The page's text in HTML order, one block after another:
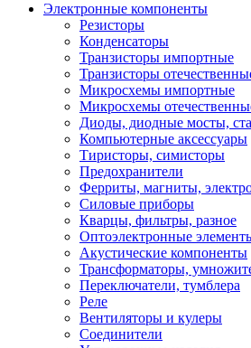
Электронные компоненты
Резисторы
Конденсаторы
Транзисторы импортные
Транзисторы
Микросхемы импортные
Микросхемы
Диоды, диодные мосты,
Компьютерные аксессуары
Тиристоры, симисторы
Предохранители
Ферриты, магниты,
Силовые приборы
Кварцы, фильтры, разное
Оптоэлектронные
Акустические компоненты
Трансформаторы,
Переключатели, тумблера
Реле
Вентиляторы и кулеры
Соединители